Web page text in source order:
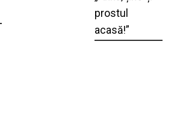
prostul
acasă!”